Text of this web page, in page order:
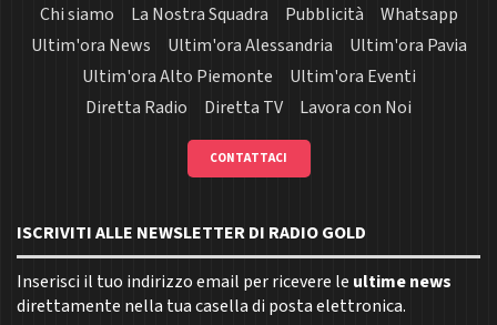
Chi siamo La Nostra Squadra Pubblicità
Whatsapp
Ultim'ora News
Ultim'ora Alessandria
Ultim'ora Pavia
Ultim'ora Alto Piemonte
Ultim'ora Eventi
Diretta Radio
Diretta TV Lavora con Noi
CONTATTACI
ISCRIVITI ALLE NEWSLETTER DI RADIO GOLD
Inserisci il tuo indirizzo email per ricevere le ultime news
direttamente nella tua casella di posta elettronica.